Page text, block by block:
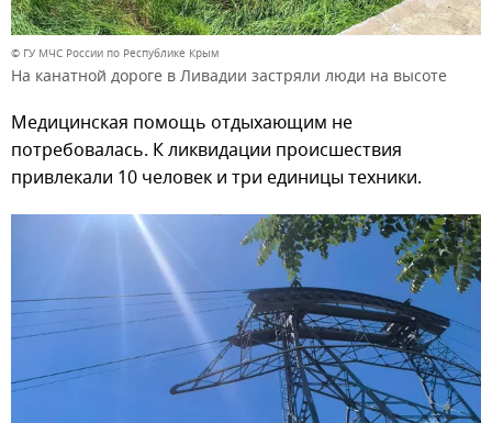
© ГУ МЧС России по Республике Крым
На канатной дороге в Ливадии застряли люди на высоте
Медицинская помощь отдыхающим не
потребовалась. К ликвидации происшествия
привлекали 10 человек и три единицы техники.